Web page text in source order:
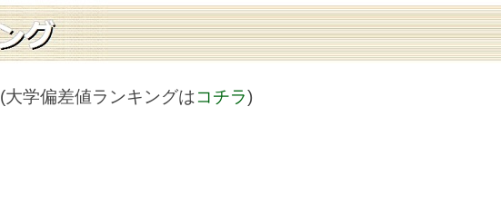
(大学偏差値ランキングはコチラ)